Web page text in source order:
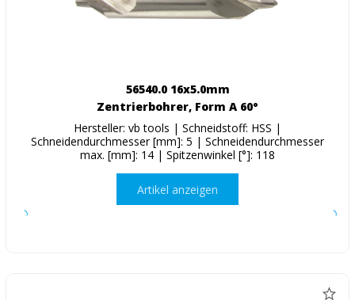
56540.0 16x5.0mm
Zentrierbohrer, Form A 60°
Hersteller: vb tools | Schneidstoff: HSS |
Schneidendurchmesser [mm]: 5 | Schneidendurchmesser
max. [mm]: 14 | Spitzenwinkel [°]: 118
Artikel anzeigen